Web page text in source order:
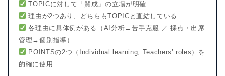
TOPICに対して「賛成」の立場が明確
理由が2つあり、どちらもTOPICと直結している
各理由に具体例がある（AI分析→苦手克服 ／ 採点・出席
管理→個別指導）
POINTSの2つ（Individual learning, Teachers’ roles）を
的確に使用